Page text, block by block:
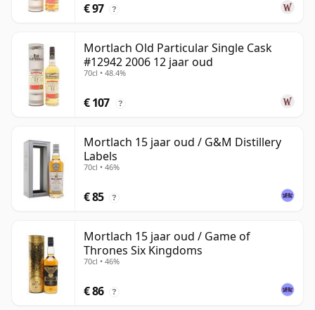
€ 97 ?
Mortlach Old Particular Single Cask
#12942 2006 12 jaar oud
70cl • 48.4%
€ 107 ?
Mortlach 15 jaar oud / G&M Distillery
Labels
70cl • 46%
€ 85 ?
Mortlach 15 jaar oud / Game of
Thrones Six Kingdoms
70cl • 46%
€ 86 ?